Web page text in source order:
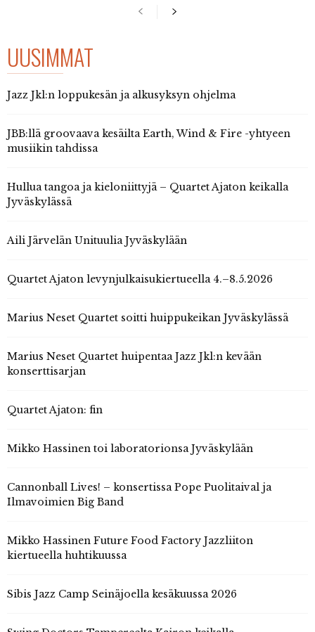
UUSIMMAT
Jazz Jkl:n loppukesän ja alkusyksyn ohjelma
JBB:llä groovaava kesäilta Earth, Wind & Fire -yhtyeen
musiikin tahdissa
Hullua tangoa ja kieloniittyjä – Quartet Ajaton keikalla
Jyväskylässä
Aili Järvelän Unituulia Jyväskylään
Quartet Ajaton levynjulkaisukiertueella 4.–8.5.2026
Marius Neset Quartet soitti huippukeikan Jyväskylässä
Marius Neset Quartet huipentaa Jazz Jkl:n kevään
konserttisarjan
Quartet Ajaton: fin
Mikko Hassinen toi laboratorionsa Jyväskylään
Cannonball Lives! – konsertissa Pope Puolitaival ja
Ilmavoimien Big Band
Mikko Hassinen Future Food Factory Jazzliiton
kiertueella huhtikuussa
Sibis Jazz Camp Seinäjoella kesäkuussa 2026